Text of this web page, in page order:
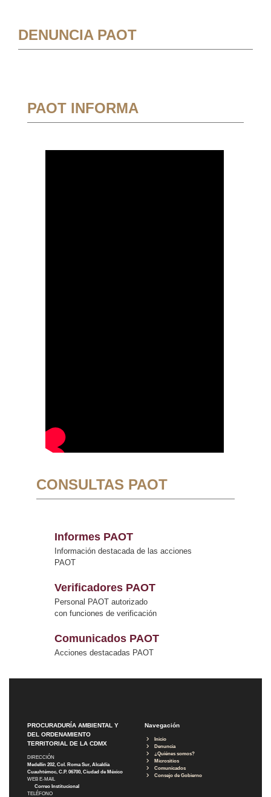
DENUNCIA PAOT
PAOT INFORMA
CONSULTAS PAOT
Informes PAOT
Información destacada de las acciones
PAOT
Verificadores PAOT
Personal PAOT autorizado
con funciones de verificación
Comunicados PAOT
Acciones destacadas PAOT
PROCURADURÍA AMBIENTAL Y
DEL ORDENAMIENTO
TERRITORIAL DE LA CDMX
DIRECCIÓN
Medellín 202, Col. Roma Sur, Alcaldía
Cuauhtémoc, C.P. 06700, Ciudad de México
WEB E-MAIL
Correo Institucional
TELÉFONO
Navegación
Inicio
Denuncia
¿Quiénes somos?
Micrositios
Comunicados
Consejo de Gobierno